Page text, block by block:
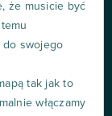
że musicie być
do swojego
tak jak to
włączamy